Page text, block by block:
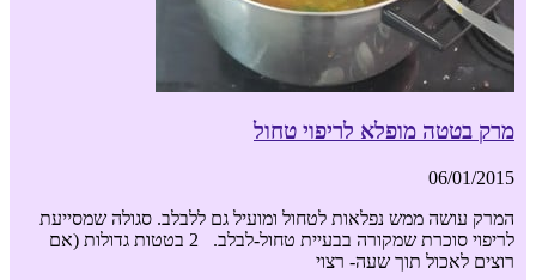
מרק בטטה מופלא לריפוי טחול
06/01/2015
המרק עושה ממש נפלאות לטחול ומועיל גם ללבלב. סגולה שמסייעת
לריפוי סוכרת שמקורה בבעיית טחול-לבלב. 2 בטטות גדולות (אם
רוצים לאכול תוך שעה- רצוי